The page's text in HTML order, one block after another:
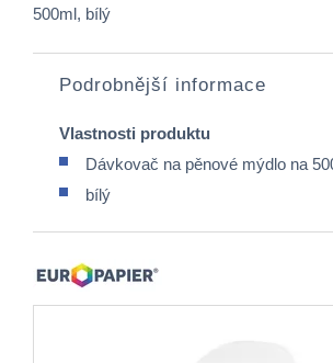
500ml, bílý
Podrobnější informace
Vlastnosti produktu
Dávkovač na pěnové mýdlo na
bílý